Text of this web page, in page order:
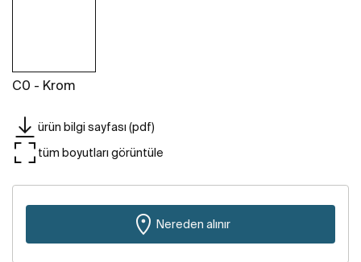
C0 - Krom
ürün bilgi sayfası (pdf)
tüm boyutları görüntüle
Nereden alınır